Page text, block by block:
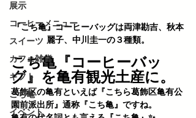
展示
コーヒーメニュー
スイーツ
カフェ雑貨
ギフト
こち亀
イベント
『こち亀』コーヒーバッグは両津勘吉、秋本
麗子、中川圭一の３種類。
こち亀『コーヒーバッ
グ』を亀有観光土産に。
葛飾区の亀有といえば『こちら葛飾区亀有公
園前派出所』通称『こち亀』ですね。